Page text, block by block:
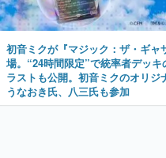
初音ミクが『マジック：ザ・ギ
場。“24時間限定”で統率者デッ
ラストも公開。初音ミクのオリ
うなおき氏、八三氏も参加